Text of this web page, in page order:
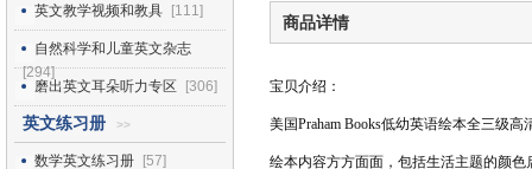
英文教学视频和教具 [111]
自然科学和儿童英文杂志
[294]
磨出英文耳朵听力专区
[306]
英文练习册 >>
数学英文练习册 [57]
商品详情
宝贝介绍：
美国Praham Books低幼英语绘本全三级高
绘本内容方方面面，包括生活主题的颜